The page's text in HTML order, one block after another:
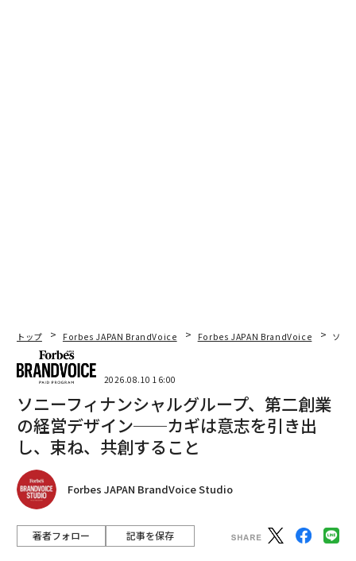
トップ Forbes JAPAN BrandVoice Forbes JAPAN BrandVoice ソニ
2026.08.10 16:00
ソニーフィナンシャルグループ、第二創業
の経営デザイン──カギは意志を引き出
し、束ね、共創すること
Forbes JAPAN BrandVoice Studio
著者フォロー 記事を保存